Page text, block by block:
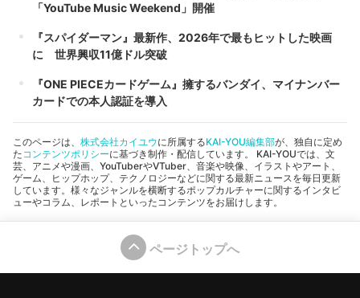
「YouTube Music Weekend」開催
『スパイダーマン』最新作、2026年で最もヒットした映画
に 世界興収11億ドル突破
『ONE PIECEカードゲーム』擁するバンダイ、マイナンバー
カードでの本人認証を導入
このページは、 株式会社カイユウに所属するKAI-YOU編集部が、独自に定め
たコンテンツポリシーに基づき制作・配信しています。 KAI-YOUでは、文
芸、アニメや漫画、YouTuberやVTuber、音楽や映像、イラストやアート、
ゲーム、ヒップホップ、テクノロジーなどに関する最新ニュースを毎日更新
しています。様々なジャンルを横断するポップカルチャーに関するインタビ
ューやコラム、レポートといったコンテンツをお届けします。
ページトップへ